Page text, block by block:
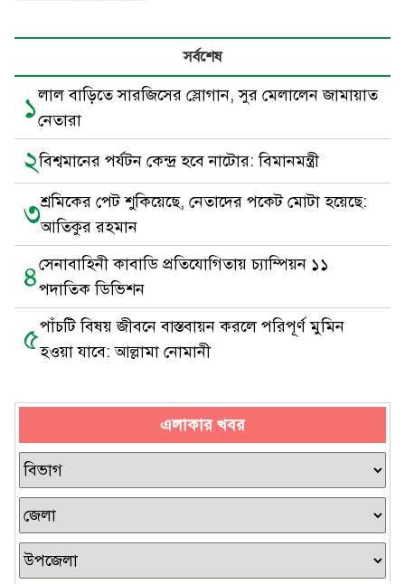
সর্বশেষ
১লাল বাড়িতে সারজিসের স্লোগান, সুর মেলালেন জামায়াত
নেতারা
২বিশ্বমানের পর্যটন কেন্দ্র হবে নাটোর: বিমানমন্ত্রী
৩শ্রমিকের পেট শুকিয়েছে, নেতাদের পকেট মোটা হয়েছে:
আতিকুর রহমান
৪সেনাবাহিনী কাবাডি প্রতিযোগিতায় চ্যাম্পিয়ন ১১
পদাতিক ডিভিশন
৫পাঁচটি বিষয় জীবনে বাস্তবায়ন করলে পরিপূর্ণ মুমিন
হওয়া যাবে: আল্লামা নোমানী
এলাকার খবর